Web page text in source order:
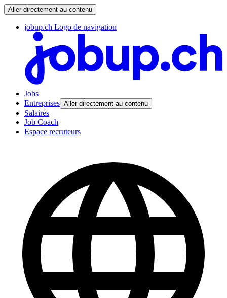
Aller directement au contenu
jobup.ch Logo de navigation
Jobs
Entreprises Aller directement au contenu
Salaires
Job Coach
Espace recruteurs